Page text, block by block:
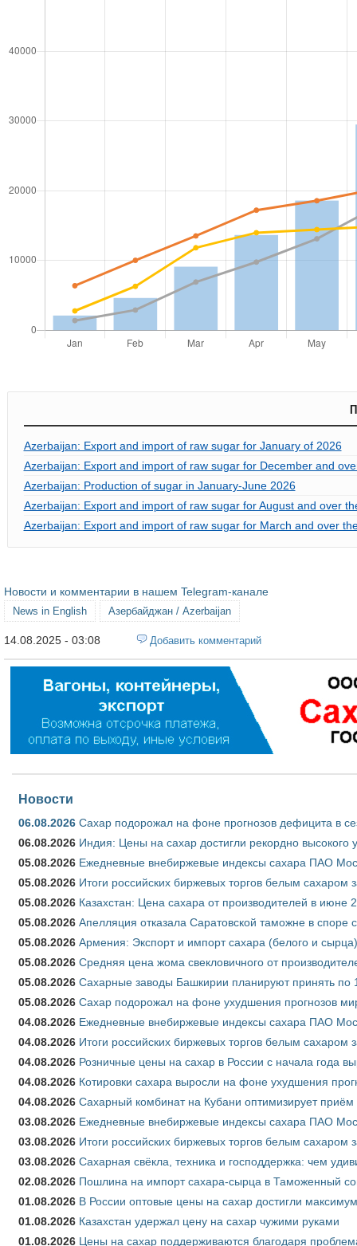
Azerbaijan: Export and import of raw sugar for January of 2026
Azerbaijan: Export and import of raw sugar for December and
Azerbaijan: Production of sugar in January-June 2026
Azerbaijan: Export and import of raw sugar for August and over
Azerbaijan: Export and import of raw sugar for March and over
Новости и комментарии в нашем Telegram-канале
News in English Азербайджан / Azerbaijan
14.08.2025 - 03:08 Добавить комментарий
Новости
06.08.2026 Сахар подорожал на фоне прогнозов дефицита в
06.08.2026 Индия: Цены на сахар достигли рекордно высокого
05.08.2026 Ежедневные внебиржевые индексы сахара ПАО
05.08.2026 Итоги российских биржевых торгов белым сахаром
05.08.2026 Казахстан: Цена сахара от производителей в июне
05.08.2026 Апелляция отказала Саратовской таможне в
05.08.2026 Армения: Экспорт и импорт сахара (белого и
05.08.2026 Средняя цена жома свекловичного от
05.08.2026 Сахарные заводы Башкирии планируют принять по
05.08.2026 Сахар подорожал на фоне ухудшения прогнозов
04.08.2026 Ежедневные внебиржевые индексы сахара ПАО
04.08.2026 Итоги российских биржевых торгов белым сахаром
04.08.2026 Розничные цены на сахар в России с начала года
04.08.2026 Котировки сахара выросли на фоне ухудшения
04.08.2026 Сахарный комбинат на Кубани оптимизирует приём
03.08.2026 Ежедневные внебиржевые индексы сахара ПАО
03.08.2026 Итоги российских биржевых торгов белым сахаром
03.08.2026 Сахарная свёкла, техника и господдержка: чем
02.08.2026 Пошлина на импорт сахара-сырца в Таможенный
01.08.2026 В России оптовые цены на сахар достигли
01.08.2026 Казахстан удержал цену на сахар чужими руками
01.08.2026 Цены на сахар поддерживаются благодаря